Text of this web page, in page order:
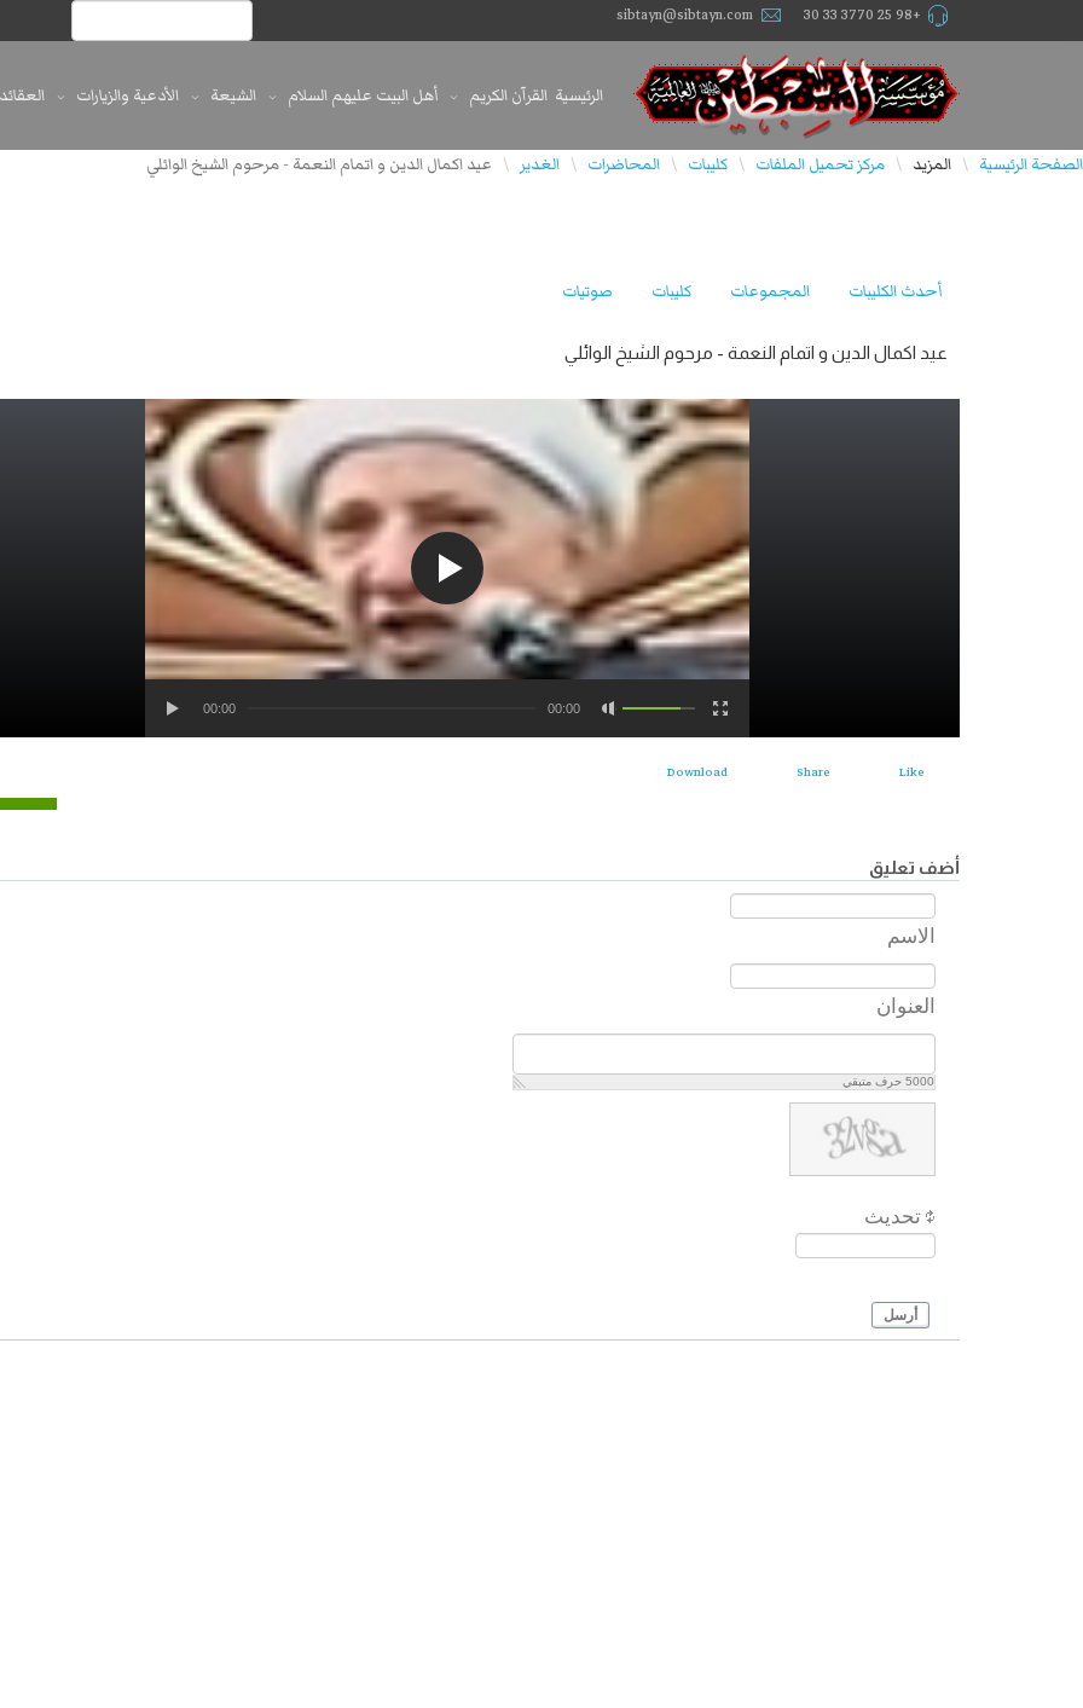
+98 25 3770 33 30
sibtayn@sibtayn.com
الرئيسية القرآن الكريم أهل البيت عليهم السلام الشيعة الأدعية والزيارات العقائد
الصفحة الرئيسية \ المزيد \ مركز تحميل الملفات \ كليبات \ المحاضرات \ الغدير \ عيد اكمال الدين و اتمام النعمة - مرحوم الشيخ الوائلي
أحدث الكليبات المجموعات كليبات صوتيات
عيد اكمال الدين و اتمام النعمة - مرحوم الشيخ الوائلي
00:00 00:00
Like
Share
Download
أضف تعليق
الاسم
العنوان
5000 حرف متبقي
تحديث
أرسل